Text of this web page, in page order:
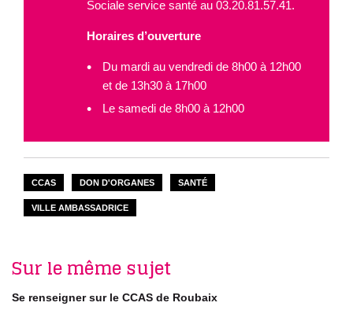
Sociale service santé au 03.20.81.57.41.
Horaires d’ouverture
Du mardi au vendredi de 8h00 à 12h00
et de 13h30 à 17h00
Le samedi de 8h00 à 12h00
CCAS DON D'ORGANES SANTÉ
VILLE AMBASSADRICE
Sur le même sujet
Se renseigner sur le CCAS de Roubaix